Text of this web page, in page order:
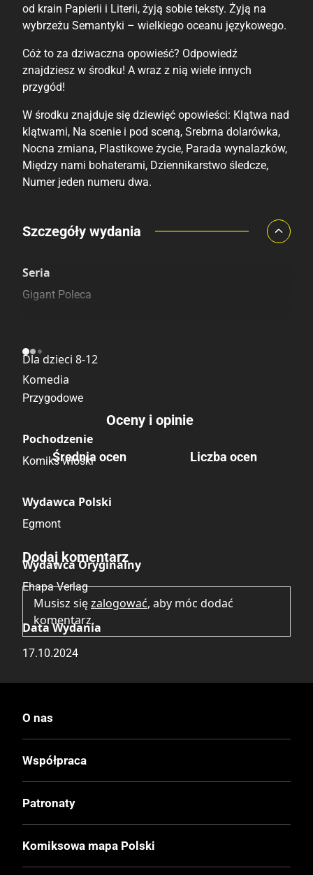
od krain Papierii i Literii, żyją sobie teksty. Żyją na
wybrzeżu Semantyki – wielkiego oceanu językowego.
Cóż to za dziwaczna opowieść? Odpowiedź
znajdziesz w środku! A wraz z nią wiele innych
przygód!
W środku znajduje się dziewięć opowieści: Klątwa nad
klątwami, Na scenie i pod sceną, Srebrna dolarówka,
Nocna zmiana, Plastikowe życie, Parada wynalazków,
Między nami bohaterami, Dziennikarstwo śledcze,
Numer jeden numeru dwa.
Porównaj ceny
Szczegóły wydania
Seria
Gigant Poleca
Dla dzieci 8-12
Komedia
Przygodowe
Pochodzenie
Komiks włoski
Wydawca Polski
Egmont
Wydawca Oryginalny
Ehapa Verlag
Data Wydania
17.10.2024
I
Druk
Kolor
Miękka
Oceny i opinie
Średnia ocen Liczba ocen
Brak opinii.
Dodaj komentarz
Musisz sięzalogować, aby móc dodać
komentarz.
O nas
Współpraca
Patronaty
Komiksowa mapa Polski